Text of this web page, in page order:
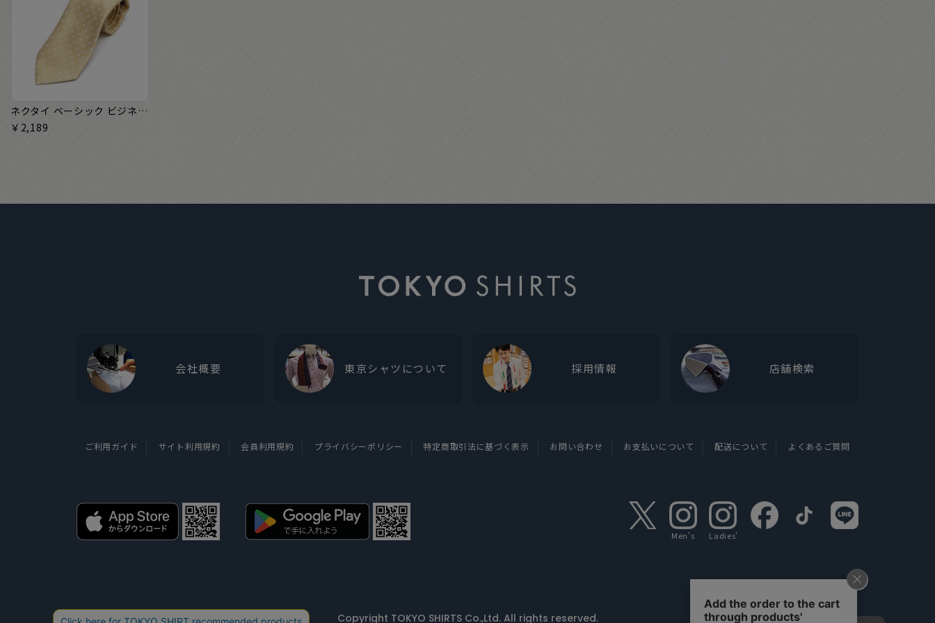
ネクタイ ベーシック ビジネス フォーマル
￥2,189
会社概要 東京シャツについて 採用情報 店舗検索
ご利用ガイド サイト利用規約 会員利用規約 プライバシーポリシー 特定商取引法に基づく表示 お問い合わせ お支払いについて 配送について よくあるご質問
Men's Ladies'
Copyright TOKYO SHIRTS Co.,Ltd. All rights reserved.